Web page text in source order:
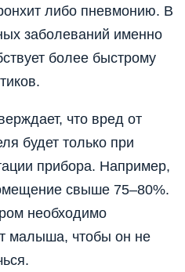
либо пневмонию. В
заболеваний именно
более быстрому
что вред от
будет только при
прибора. Например,
свыше 75–80%.
необходимо
малыша, чтобы он не